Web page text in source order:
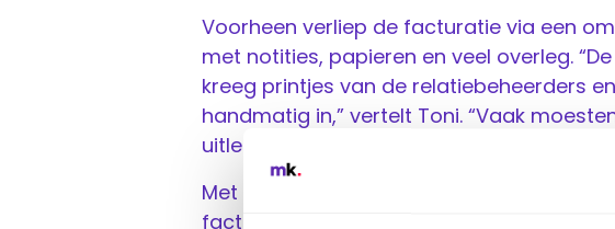
Voorheen verliep de facturatie via een
met notities, papieren en veel overleg.
kreeg printjes van de relatiebeheerders
handmatig in,” vertelt Toni. “Vaak
uitleg geven aan klanten.”
Met de software van Fortes voor
facturatie gaat dit nu allemaal digitaal.